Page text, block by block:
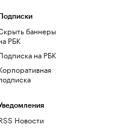
Подписки
баннеры
РБК
на РБК
Новости